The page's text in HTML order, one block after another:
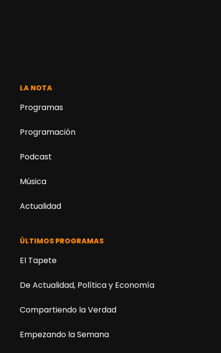
LA NOTA
Programas
Programación
Podcast
Música
Actualidad
ÚLTIMOS PROGRAMAS
El Tapete
De Actualidad, Política y Economía
Compartiendo la Verdad
Empezando la Semana